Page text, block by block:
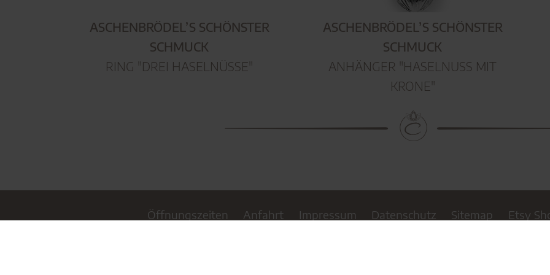
ASCHENBRÖDEL’S SCHÖNSTER
SCHMUCK
RING "DREI HASELNÜSSE"
ASCHENBRÖDEL’S SCHÖNSTER
SCHMUCK
ANHÄNGER "HASELNUSS MIT
KRONE"
Öffnungszeiten Anfahrt Impressum Datenschutz Sitemap Etsy